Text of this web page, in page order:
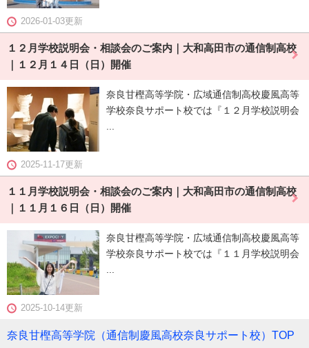
2026-01-03更新
１２月学校説明会・相談会のご案内｜大和高田市の通信制高校
｜１２月１４日（日）開催
奈良甘樫高等学院・広域通信制高校慶風高等
学校奈良サポート校では『１２月学校説明会
2025-11-17更新
１１月学校説明会・相談会のご案内｜大和高田市の通信制高校
｜１１月１６日（日）開催
奈良甘樫高等学院・広域通信制高校慶風高等
学校奈良サポート校では『１１月学校説明会
2025-10-14更新
奈良甘樫高等学院（通信制慶風高校奈良サポート校）TOP